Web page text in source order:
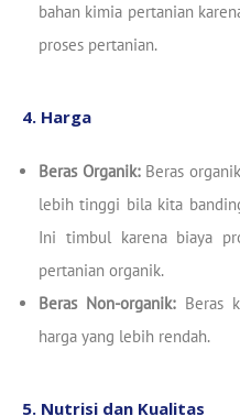
bahan kimia pertanian
proses pertanian.
4. Harga
Beras Organik:Beras
lebih tinggi bila kita
Ini timbul karena biaya
pertanian organik.
Beras Non-organik:Beras
harga yang lebih rendah.
5. Nutrisi dan Kualitas